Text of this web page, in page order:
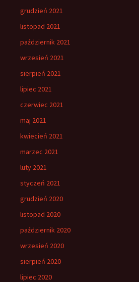
grudzień 2021
listopad 2021
październik 2021
wrzesień 2021
sierpień 2021
lipiec 2021
czerwiec 2021
maj 2021
kwiecień 2021
marzec 2021
luty 2021
styczeń 2021
grudzień 2020
listopad 2020
październik 2020
wrzesień 2020
sierpień 2020
lipiec 2020